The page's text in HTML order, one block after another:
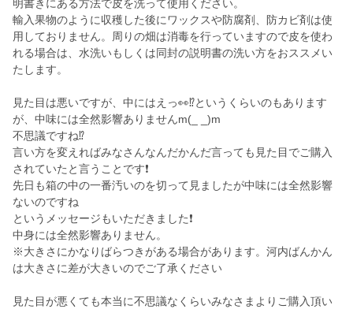
明書きにある方法で皮を洗って使用ください。
輸入果物のように収穫した後にワックスや防腐剤、防カビ剤は使
用しておりません。周りの畑は消毒を行っていますので皮を使わ
れる場合は、水洗いもしくは同封の説明書の洗い方をおススメい
たします。
見た目は悪いですが、中にはえっ👀⁉️というくらいのもあります
が、中味には全然影響ありませんm(_ _)m
不思議ですね⁉️
言い方を変えればみなさんなんだかんだ言っても見た目でご購入
されていたと言うことです❗
先日も箱の中の一番汚いのを切って見ましたが中味には全然影響
ないのですね
というメッセージもいただきました❗
中身には全然影響ありません。
※大きさにかなりばらつきがある場合があります。河内ばんかん
は大きさに差が大きいのでご了承ください
見た目が悪くても本当に不思議なくらいみなさまよりご購入頂い